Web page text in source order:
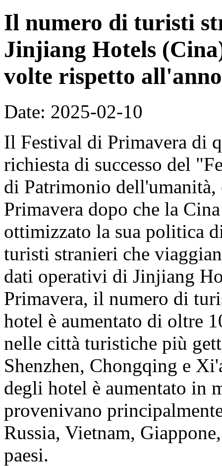
Il numero di turisti
Jinjiang Hotels
volte rispetto
Date: 2025-02-10
Il Festival di Primavera di
richiesta di successo del
di Patrimonio
Primavera dopo che la
ottimizzato la sua politica
turisti stranieri che
dati operativi di Jinjiang
Primavera, il numero di
hotel è aumentato di oltre
nelle città turistiche più
Shenzhen, Chongqing e
degli hotel è aumentato in
provenivano
Russia, Vietnam,
paesi.